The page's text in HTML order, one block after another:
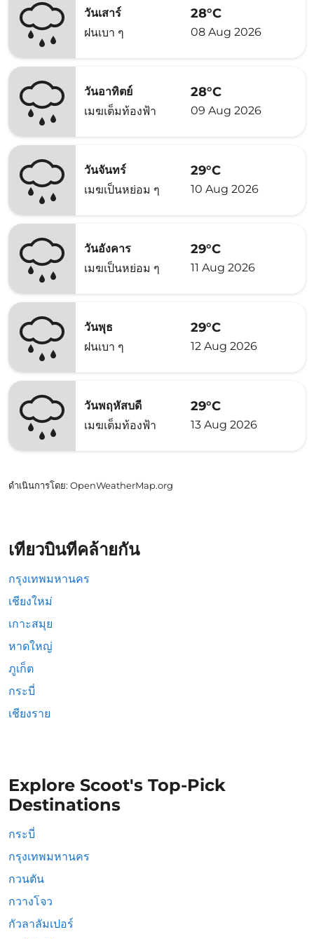
วันเสาร์
ฝนเบา ๆ
28°C
08 Aug 2026
วันอาทิตย์
เมฆเต็มท้องฟ้า
28°C
09 Aug 2026
วันจันทร์
เมฆเป็นหย่อม ๆ
29°C
10 Aug 2026
วันอังคาร
เมฆเป็นหย่อม ๆ
29°C
11 Aug 2026
วันพุธ
ฝนเบา ๆ
29°C
12 Aug 2026
วันพฤหัสบดี
เมฆเต็มท้องฟ้า
29°C
13 Aug 2026
ดำเนินการโดย: OpenWeatherMap.org
เที่ยวบินที่คล้ายกัน
กรุงเทพมหานคร
เชียงใหม่
เกาะสมุย
หาดใหญ่
ภูเก็ต
กระบี่
เชียงราย
Explore Scoot's Top-Pick
Destinations
กระบี่
กรุงเทพมหานคร
กวนตัน
กวางโจว
กัวลาลัมเปอร์